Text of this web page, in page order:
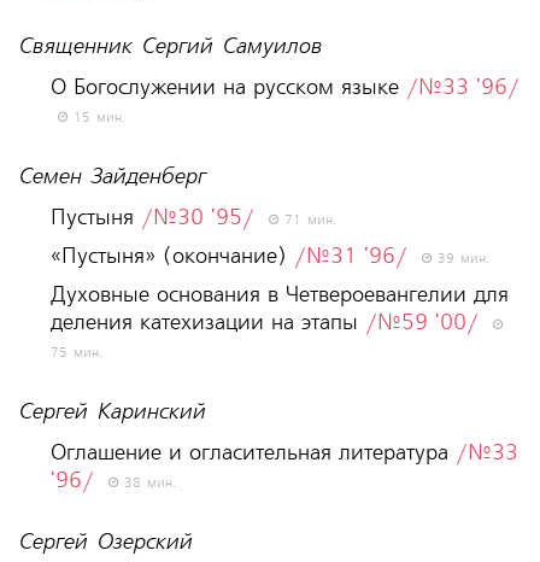
Священник Сергий Самуилов
О Богослужении на русском языке /№33 '96/
15 мин.
Семен Зайденберг
Пустыня /№30 '95/ 71 мин.
«Пустыня» (окончание) /№31 '96/ 39 мин.
Духовные основания в Четвероевангелии для
деления катехизации на этапы /№59 '00/
75 мин.
Сергей Каринский
Оглашение и огласительная литература /№33
'96/
38 мин.
Сергей Озерский